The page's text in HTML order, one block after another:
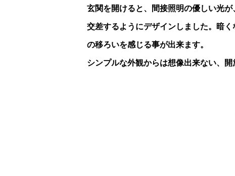
玄関を開けると、間接照明の優しい光
交差するようにデザインしました。暗
の移ろいを感じる事が出来ます。
シンプルな外観からは想像出来ない、開